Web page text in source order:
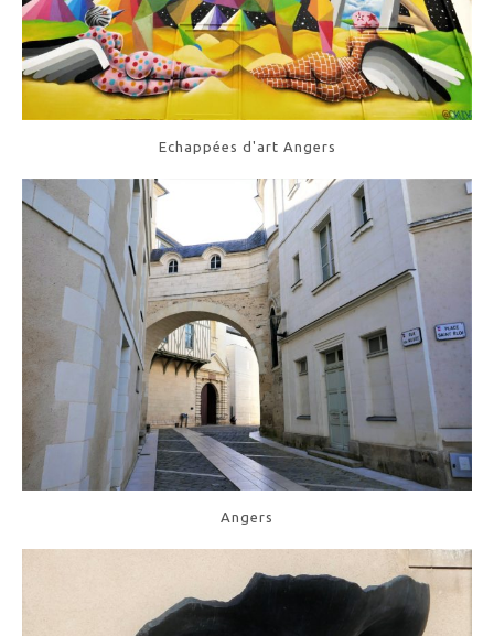
Echappées d'art Angers
Angers